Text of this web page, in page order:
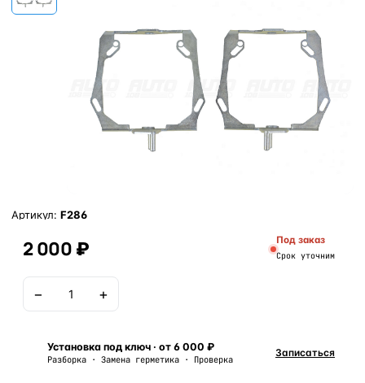
Артикул: F286
2 000 ₽ Под заказ
Срок уточним
− +
Установка под ключ · от 6 000 ₽
Разборка · Замена герметика · Проверка
Записаться